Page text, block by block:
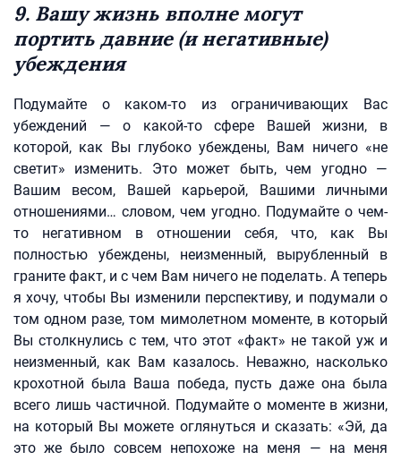
9. Вашу жизнь вполне могут
портить давние (и негативные)
убеждения
Подумайте о каком-то из ограничивающих Вас
убеждений — о какой-то сфере Вашей жизни, в
которой, как Вы глубоко убеждены, Вам ничего «не
светит» изменить. Это может быть, чем угодно —
Вашим весом, Вашей карьерой, Вашими личными
отношениями… словом, чем угодно. Подумайте о чем-
то негативном в отношении себя, что, как Вы
полностью убеждены, неизменный, вырубленный в
граните факт, и с чем Вам ничего не поделать. А теперь
я хочу, чтобы Вы изменили перспективу, и подумали о
том одном разе, том мимолетном моменте, в который
Вы столкнулись с тем, что этот «факт» не такой уж и
неизменный, как Вам казалось. Неважно, насколько
крохотной была Ваша победа, пусть даже она была
всего лишь частичной. Подумайте о моменте в жизни,
на который Вы можете оглянуться и сказать: «Эй, да
это же было совсем непохоже на меня — на меня